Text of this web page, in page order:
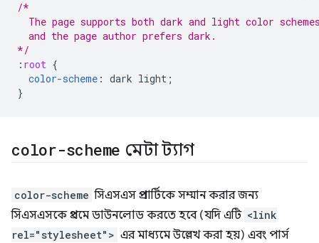
/*
The page supports both dark and light color
  and the page author prefers dark.
*/
: root {
color-scheme : dark light ;
}
color-scheme মেটা ট্যাগ
color-scheme সিএসএস প্রপার্টিকে সম্মান করার জন্য
সিএসএসকে প্রথমে ডাউনলোড করতে হবে (যদি এটি <link
rel="stylesheet"> এর মাধ্যমে উল্লেখ করা হয়) এবং পার্স